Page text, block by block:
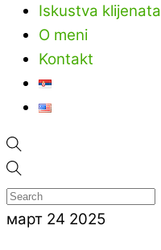
Iskustva klijenata
O meni
Kontakt
март 24 2025